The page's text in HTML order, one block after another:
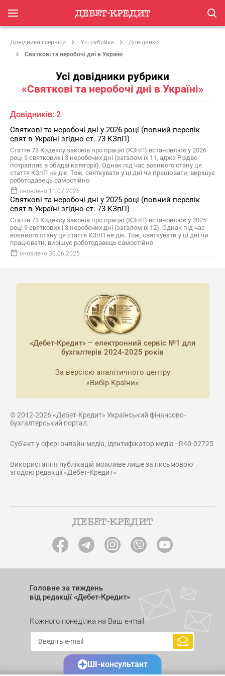
Довідники і сервіси Усі рубрики
Довідники
Святкові та неробочі дні в Україні
Усі довідники рубрики
«Святкові та неробочі дні в Україні»
Довідників: 2
Святкові та неробочі дні у 2026 році (повний перелік
свят в Україні згідно ст. 73 КЗпП)
Стаття 73 Кодексу законів про працю (КЗпП) встановлює у 2026
році 9 святкових і 3 неробочих дні (загалом їх 11, адже Різдво
потрапляє в обидві категорії). Однак під час воєнного стану ця
стаття КЗпП не діє. Тож, святкувати у ці дні чи працювати, вирішує
роботодавець самостійно
оновлено 11.07.2026
Святкові та неробочі дні у 2025 році (повний перелік
свят в Україні згідно ст. 73 КЗпП)
Стаття 73 Кодексу законів про працю (КЗпП) встановлює у 2025
році 9 святкових і 3 неробочих дні (загалом їх 12). Однак під час
воєнного стану ця стаття КЗпП не діє. Тож, святкувати у ці дні чи
працювати, вирішує роботодавець самостійно
оновлено 30.06.2025
«Дебет-Кредит» – електронний сервіс №1 для
бухгалтерів 2024-2025 років
За версією аналітичного центру
«Вибір Країни»
© 2012-2026 «Дебет-Кредит» Український фінансово-
бухгалтерський портал.
Суб'єкт у сфері онлайн-медіа; ідентифікатор медіа - R40-02725
Використання публікацій можливе лише за письмовою
згодою редакції «Дебет-Кредит»
Головне за тиждень
від редакції «Дебет-Кредит»
Кожного понеділка на Ваш e-mail
ШІ-консультант